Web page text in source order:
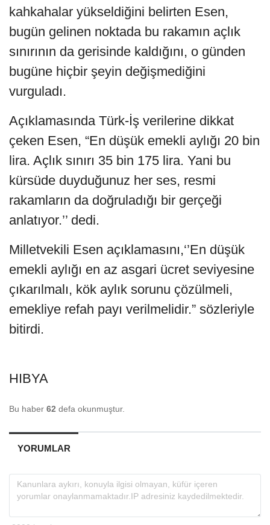
kahkahalar yükseldiğini belirten Esen,
bugün gelinen noktada bu rakamın açlık
sınırının da gerisinde kaldığını, o günden
bugüne hiçbir şeyin değişmediğini
vurguladı.
Açıklamasında Türk-İş verilerine dikkat
çeken Esen, “En düşük emekli aylığı 20 bin
lira. Açlık sınırı 35 bin 175 lira. Yani bu
kürsüde duyduğunuz her ses, resmi
rakamların da doğruladığı bir gerçeği
anlatıyor.’’ dedi.
Milletvekili Esen açıklamasını,‘’En düşük
emekli aylığı en az asgari ücret seviyesine
çıkarılmalı, kök aylık sorunu çözülmeli,
emekliye refah payı verilmelidir.” sözleriyle
bitirdi.
HIBYA
Bu haber 62 defa okunmuştur.
YORUMLAR